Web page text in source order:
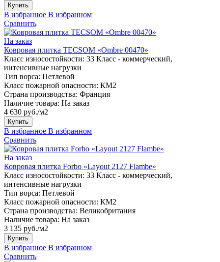
Купить
В избранное В избранном
Сравнить
На заказ
Ковровая плитка TECSOM «Ombre 00470»
Класс износостойкости: 33 Класс - коммерческий,
интенсивные нагрузки
Тип ворса: Петлевой
Класс пожарной опасности: КМ2
Страна производства: Франция
Наличие товара: На заказ
4 630 руб./м2
Купить
В избранное В избранном
Сравнить
На заказ
Ковровая плитка Forbo «Layout 2127 Flambe»
Класс износостойкости: 33 Класс - коммерческий,
интенсивные нагрузки
Тип ворса: Петлевой
Класс пожарной опасности: КМ2
Страна производства: Великобритания
Наличие товара: На заказ
3 135 руб./м2
Купить
В избранное В избранном
Сравнить